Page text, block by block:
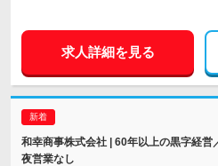
求人詳細を見る
和幸商事株式会社 | 60年以上の黒字経
夜営業なし